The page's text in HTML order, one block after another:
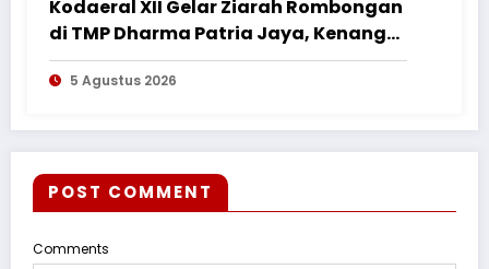
Kodaeral XII Gelar Ziarah Rombongan
di TMP Dharma Patria Jaya, Kenang
Jasa Pahlawan dalam Peringatan
HUT ke-1
5 Agustus 2026
POST COMMENT
Comments